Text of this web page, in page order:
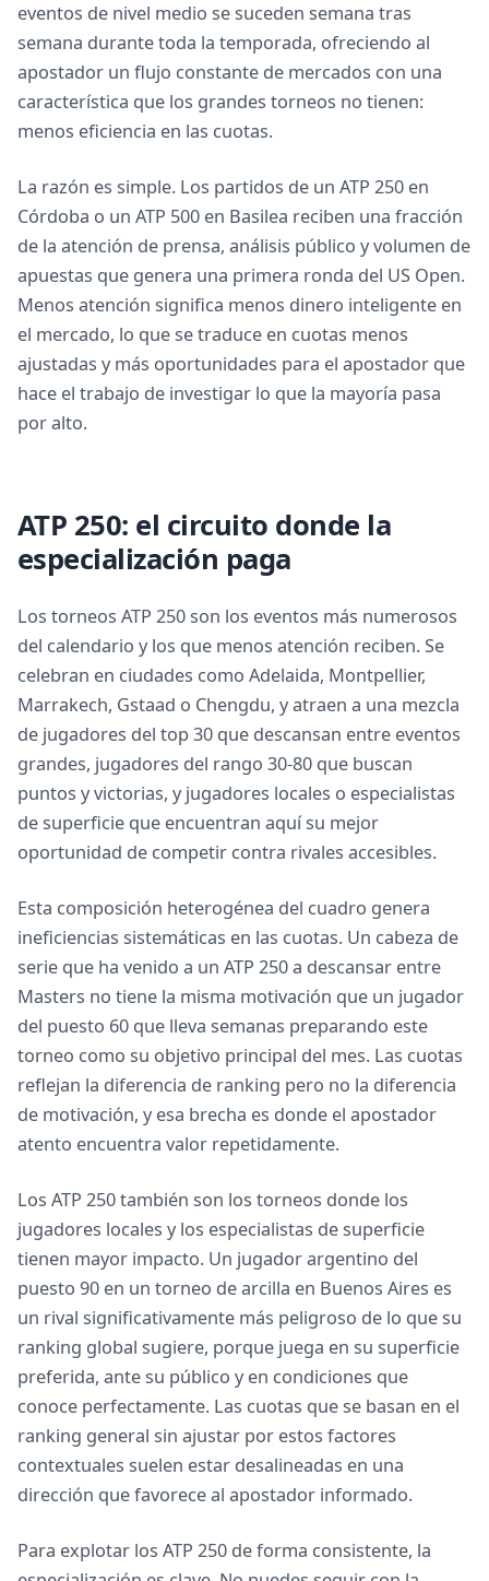
eventos de nivel medio se suceden semana tras
semana durante toda la temporada, ofreciendo al
apostador un flujo constante de mercados con una
característica que los grandes torneos no tienen:
menos eficiencia en las cuotas.
La razón es simple. Los partidos de un ATP 250 en
Córdoba o un ATP 500 en Basilea reciben una fracción
de la atención de prensa, análisis público y volumen de
apuestas que genera una primera ronda del US Open.
Menos atención significa menos dinero inteligente en
el mercado, lo que se traduce en cuotas menos
ajustadas y más oportunidades para el apostador que
hace el trabajo de investigar lo que la mayoría pasa
por alto.
ATP 250: el circuito donde la
especialización paga
Los torneos ATP 250 son los eventos más numerosos
del calendario y los que menos atención reciben. Se
celebran en ciudades como Adelaida, Montpellier,
Marrakech, Gstaad o Chengdu, y atraen a una mezcla
de jugadores del top 30 que descansan entre eventos
grandes, jugadores del rango 30-80 que buscan
puntos y victorias, y jugadores locales o especialistas
de superficie que encuentran aquí su mejor
oportunidad de competir contra rivales accesibles.
Esta composición heterogénea del cuadro genera
ineficiencias sistemáticas en las cuotas. Un cabeza de
serie que ha venido a un ATP 250 a descansar entre
Masters no tiene la misma motivación que un jugador
del puesto 60 que lleva semanas preparando este
torneo como su objetivo principal del mes. Las cuotas
reflejan la diferencia de ranking pero no la diferencia
de motivación, y esa brecha es donde el apostador
atento encuentra valor repetidamente.
Los ATP 250 también son los torneos donde los
jugadores locales y los especialistas de superficie
tienen mayor impacto. Un jugador argentino del
puesto 90 en un torneo de arcilla en Buenos Aires es
un rival significativamente más peligroso de lo que su
ranking global sugiere, porque juega en su superficie
preferida, ante su público y en condiciones que
conoce perfectamente. Las cuotas que se basan en el
ranking general sin ajustar por estos factores
contextuales suelen estar desalineadas en una
dirección que favorece al apostador informado.
Para explotar los ATP 250 de forma consistente, la